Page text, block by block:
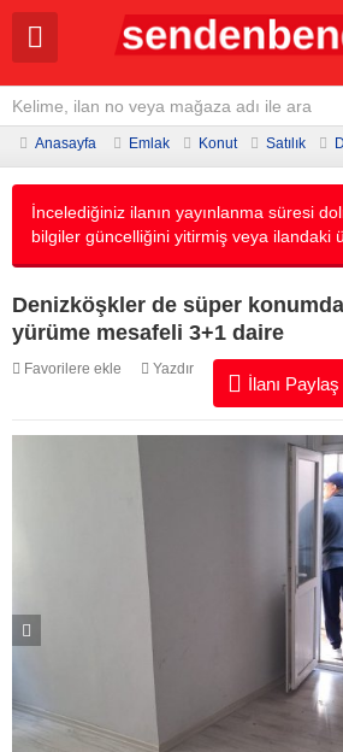
Anasayfa Emlak Konut Satılık
İncelediğiniz ilanın yayınlanma süresi
bilgiler güncelliğini yitirmiş veya ilandaki
Denizköşkler de süper
yürüme mesafeli 3+1 daire
Favorilere ekle Yazdır
İlanı Paylaş